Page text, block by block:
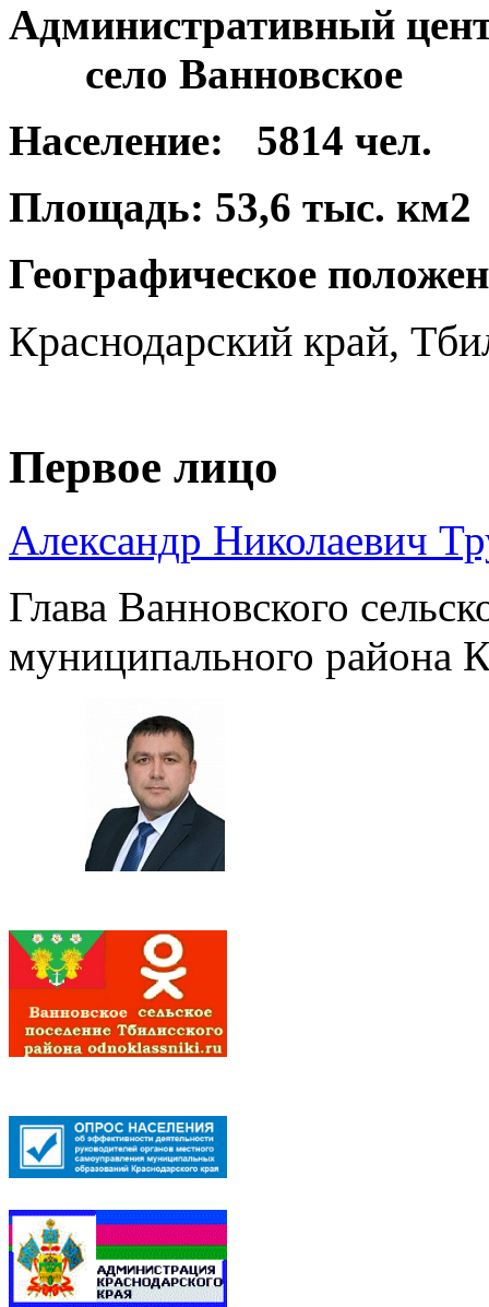
Административный
село Ванновское
Население:
5814 чел.
Площадь: 53,6 тыс. км2
Географическое
Краснодарский край,
Первое лицо
Александр Николаевич
Глава Ванновского
муниципального района